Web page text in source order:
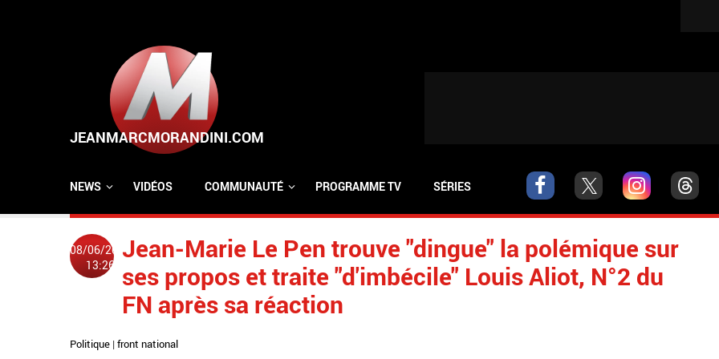
NEWS VIDÉOS COMMUNAUTÉ PROGRAMME TV SÉRIES
08/06/2014
13:26
Jean-Marie Le Pen trouve "dingue" la polémique sur
ses propos et traite "d'imbécile" Louis Aliot, N°2 du
FN après sa réaction
Politique | front national